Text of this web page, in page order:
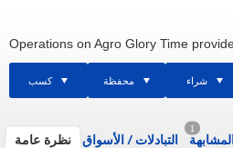
Operations on Agro Glory Time
كسب محفظة شراء
نظرة عامة التبادلات/ الأسواق
1